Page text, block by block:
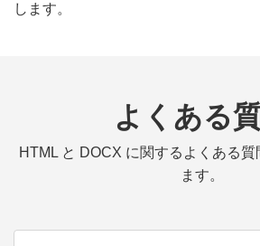
します。
よくある
HTML と DOCX に関するよくある
ます。